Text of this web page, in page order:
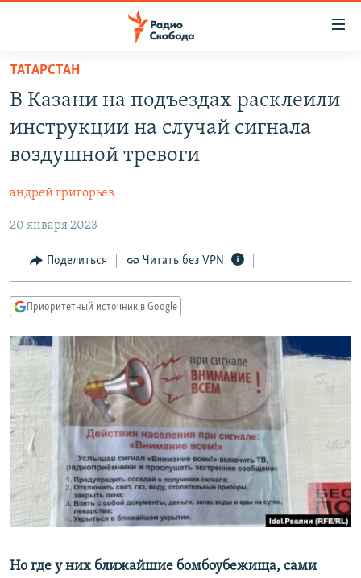
упрощенного
доступа
основному
Вернутся
навигации
Вернутся
поиску
АВТОРСКИЕ ПРОЕКТЫ
МНЕНИЯ
КУЛЬТУРА
IDEL.РЕАЛИИ
СЕВЕР.РЕАЛИИ
СИБИРЬ.РЕАЛИИ
РАСПИСАНИЕ ВЕЩАНИЯ
ПОДПИШИТЕСЬ НА РАССЫЛКУ
СОЦИАЛЬНЫЕ СЕТИ
Все сайты РСЕ/РС
ТАТАРСТАН
В Казани на подъездах расклеили
инструкции на случай сигнала
воздушной тревоги
андрей григорьев
20 января 2023
Поделиться Читать без VPN
Приоритетный источник в Google
Но где у них ближайшие бомбоубежища, сами